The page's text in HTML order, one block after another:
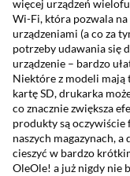
więcej urządzeń
Wi-Fi, która pozwala na
urządzeniami (a co za
potrzeby udawania się
urządzenie – bardzo
Niektóre z modeli mają
kartę SD, drukarka
co znacznie zwiększa
produkty są oczywiście
naszych magazynach,
cieszyć w bardzo
OleOle! a już nigdy nie